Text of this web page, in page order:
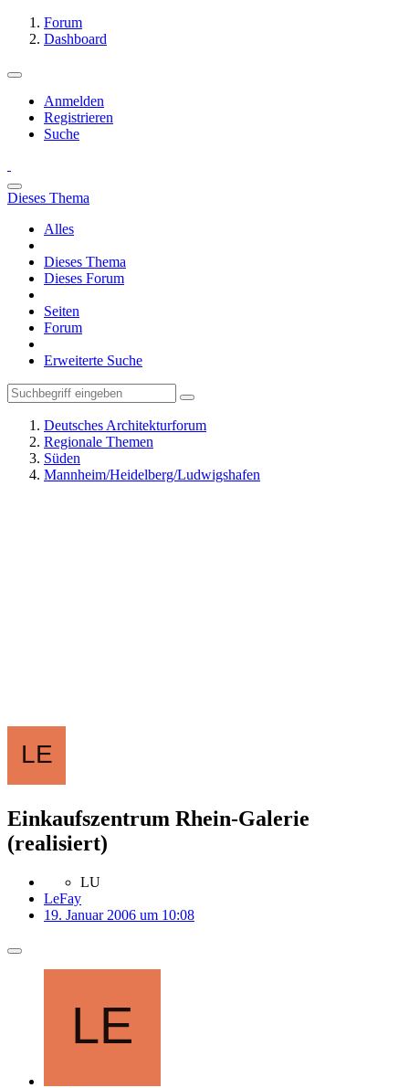
Forum
Dashboard
Anmelden
Registrieren
Suche
Dieses Thema
Alles
Dieses Thema
Dieses Forum
Seiten
Forum
Erweiterte Suche
Deutsches Architekturforum
Regionale Themen
Süden
Mannheim/Heidelberg/Ludwigshafen
Einkaufszentrum Rhein-Galerie
(realisiert)
LU
LeFay
19. Januar 2006 um 10:08